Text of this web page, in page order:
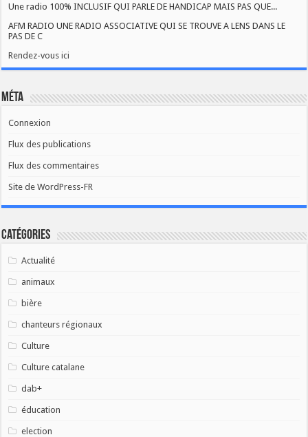
Une radio 100% INCLUSIF QUI PARLE DE HANDICAP MAIS PAS QUE...
AFM RADIO UNE RADIO ASSOCIATIVE QUI SE TROUVE A LENS DANS LE
PAS DE C
Rendez-vous ici
Méta
Connexion
Flux des publications
Flux des commentaires
Site de WordPress-FR
Catégories
Actualité
animaux
bière
chanteurs régionaux
Culture
Culture catalane
dab+
éducation
election